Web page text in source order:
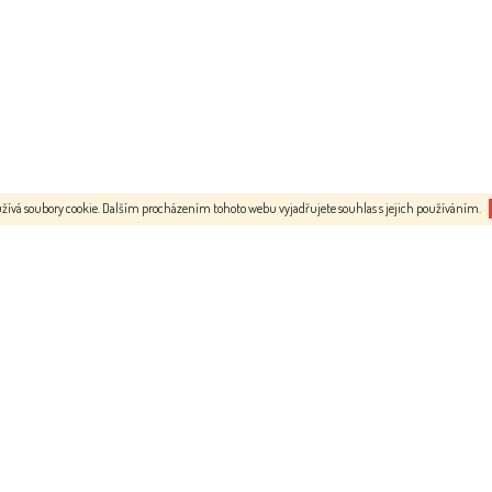
soubory cookie. Dalším procházením tohoto webu vyjadřujete souhlas s jejich používáním.